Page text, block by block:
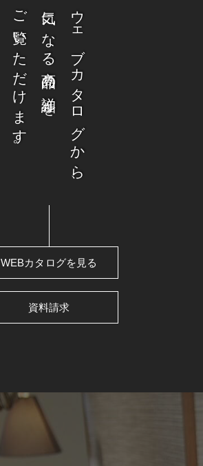
ウェブカタログから、
気になる商品の詳細を
ご覧いただけます。
WEBカタログを見る
資料請求